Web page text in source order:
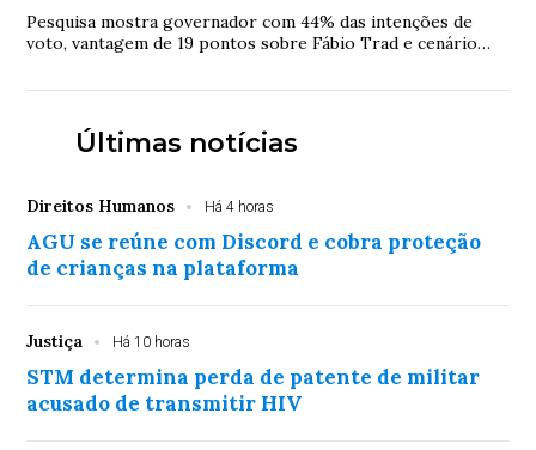
Pesquisa mostra governador com 44% das intenções de
voto, vantagem de 19 pontos sobre Fábio Trad e cenário
turno
Últimas notícias
Direitos Humanos Há 4 horas
AGU se reúne com Discord e cobra proteção
de crianças na plataforma
Justiça Há 10 horas
STM determina perda de patente de militar
acusado de transmitir HIV